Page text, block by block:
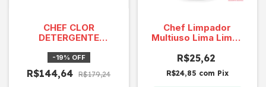
CHEF CLOR
DETERGENTE
CLORADO 2 X 5
LITROS *
-19% OFF
R$144,64 R$179,24
Chef Limpador
Multiuso Lima Limão
R$25,62
R$24,85 com Pix